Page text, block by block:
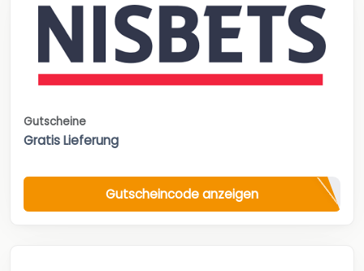
Gutscheine
Gratis Lieferung
Gutscheincode anzeigen